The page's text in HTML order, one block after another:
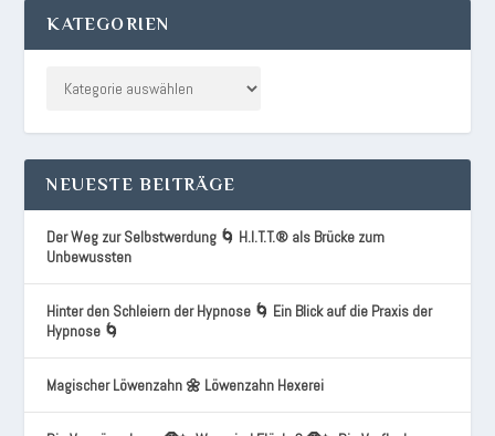
KATEGORIEN
NEUESTE BEITRÄGE
Der Weg zur Selbstwerdung 🌀 H.I.T.T.® als Brücke zum
Unbewussten
Hinter den Schleiern der Hypnose 🌀 Ein Blick auf die Praxis der
Hypnose 🌀
Magischer Löwenzahn 🌼 Löwenzahn Hexerei